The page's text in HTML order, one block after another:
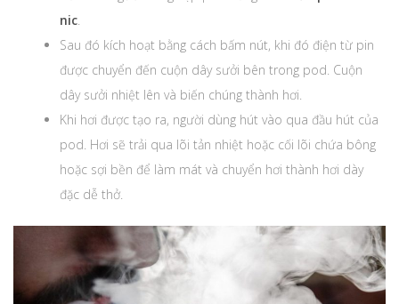
nic
Sau đó kích hoạt bằng cách bấm nút, khi đó điện từ pin
được chuyển đến cuộn dây sưởi bên trong pod. Cuộn
dây sưởi nhiệt lên và biến chúng thành hơi.
Khi hơi được tạo ra, người dùng hút vào qua đầu hút của
pod. Hơi sẽ trải qua lõi tản nhiệt hoặc cối lõi chứa bông
hoặc sợi bền để làm mát và chuyển hơi thành hơi dày
đặc dễ thở.